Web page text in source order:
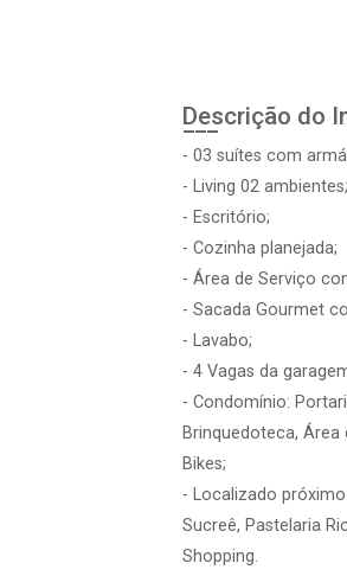
Descrição do
- 03 suítes com
- Living 02 ambientes;
- Escritório;
- Cozinha planejada;
- Área de Serviço
- Sacada Gourmet
- Lavabo;
- 4 Vagas da
- Condomínio:
Brinquedoteca,
Bikes;
- Localizado próximo
Sucreê, Pastelaria
Shopping.